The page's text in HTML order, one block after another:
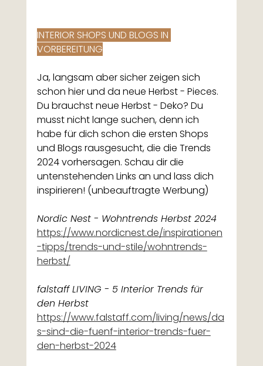
INTERIOR SHOPS UND BLOGS IN
VORBEREITUNG
Ja, langsam aber sicher zeigen sich
schon hier und da neue Herbst - Pieces.
Du brauchst neue Herbst - Deko? Du
musst nicht lange suchen, denn ich
habe für dich schon die ersten Shops
und Blogs rausgesucht, die die Trends
2024 vorhersagen. Schau dir die
untenstehenden Links an und lass dich
inspirieren! (unbeauftragte Werbung)
Nordic Nest - Wohntrends Herbst 2024
https://www.nordicnest.de/inspirationen
-tipps/trends-und-stile/wohntrends-
herbst/
falstaff LIVING - 5 Interior Trends für
den Herbst
https://www.falstaff.com/living/news/da
s-sind-die-fuenf-interior-trends-fuer-
den-herbst-2024